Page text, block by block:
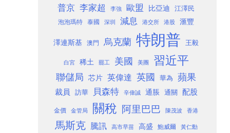
普京 李家超 李強 歐盟 比亞迪 江澤民
泡泡瑪特 泰國 深圳 減息 港交所 港股 滙豐
澤連斯基 澳門 烏克蘭 特朗普 王毅
白宮 稀土 罷工 美國 美團 習近平
聯儲局 芯片 英偉達 英國 華為 蘋果
裁員 訪華 貝森特 辛偉誠 通脹 通關 配股
金價 金管局 關稅 阿里巴巴 陳茂波 香港
馬斯克 騰訊 高市早苗 高盛 鮑威爾 黃仁勳